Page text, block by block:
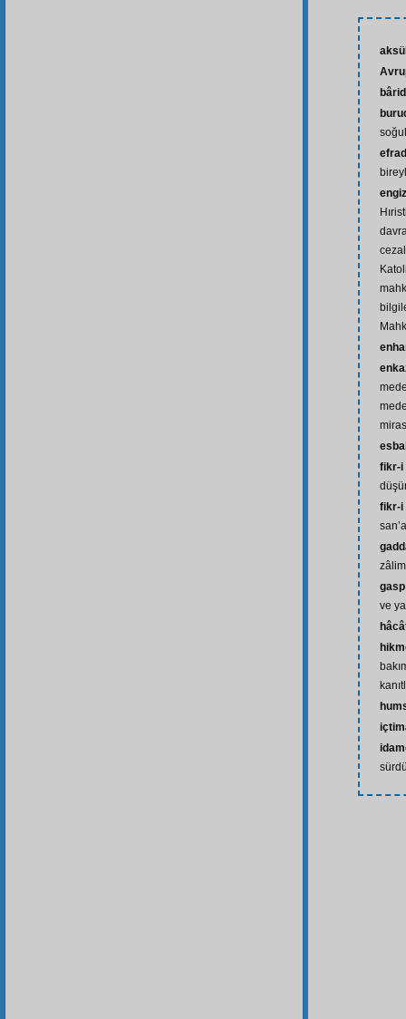
bârid
miras
fikr-i
fikr-i
ve